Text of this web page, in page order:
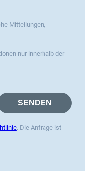
Mitteilungen,
nur innerhalb der
. Die Anfrage ist